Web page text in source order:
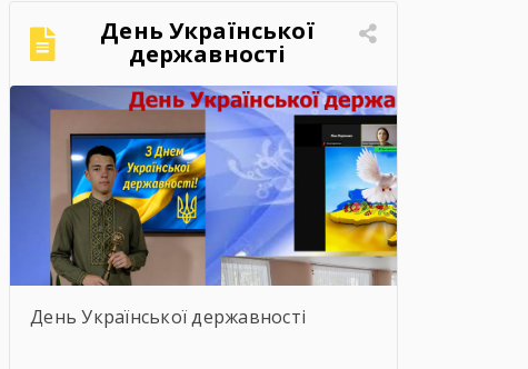
День Української
державності
День Української державності